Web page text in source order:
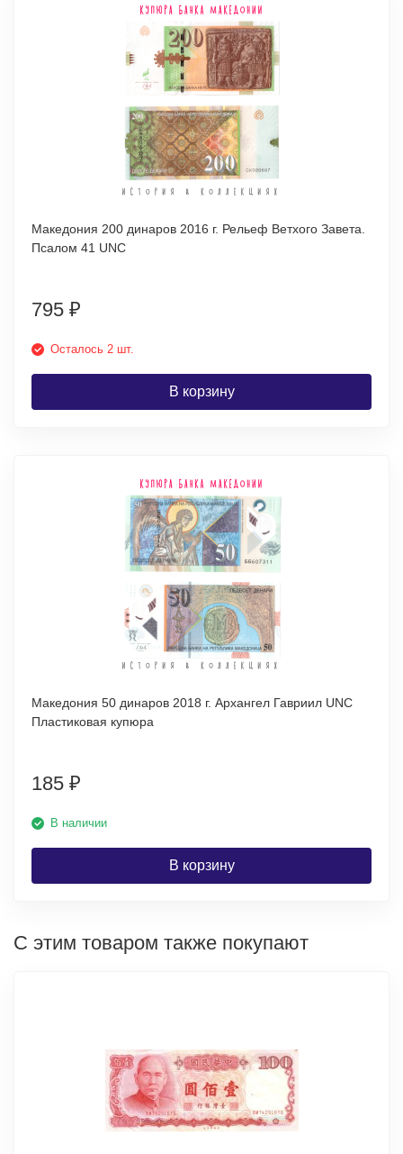
Македония 200 динаров 2016 г. Рельеф Ветхого Завета.
Псалом 41 UNC
795 ₽
Осталось 2 шт.
В корзину
Македония 50 динаров 2018 г. Архангел Гавриил UNC
Пластиковая купюра
185 ₽
В наличии
В корзину
С этим товаром также покупают